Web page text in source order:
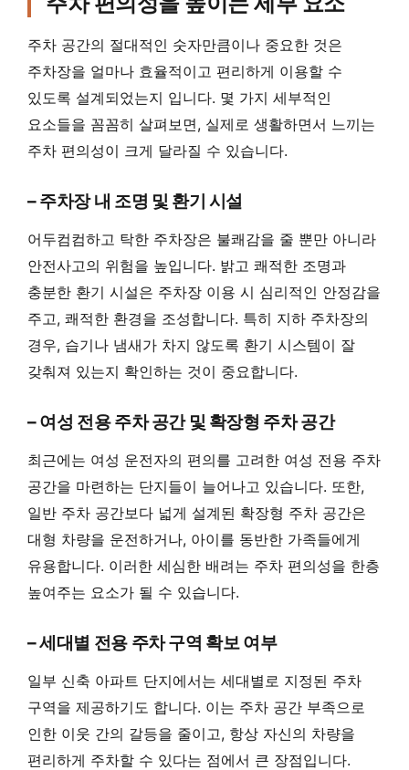
주차 공간의 절대적인 숫자만큼이나 중요한 것은
주차장을 얼마나 효율적이고 편리하게 이용할 수
있도록 설계되었는지 입니다. 몇 가지 세부적인
요소들을 꼼꼼히 살펴보면, 실제로 생활하면서 느끼는
주차 편의성이 크게 달라질 수 있습니다.
– 주차장 내 조명 및 환기 시설
어두컴컴하고 탁한 주차장은 불쾌감을 줄 뿐만 아니라
안전사고의 위험을 높입니다. 밝고 쾌적한 조명과
충분한 환기 시설은 주차장 이용 시 심리적인 안정감을
주고, 쾌적한 환경을 조성합니다. 특히 지하 주차장의
경우, 습기나 냄새가 차지 않도록 환기 시스템이 잘
갖춰져 있는지 확인하는 것이 중요합니다.
– 여성 전용 주차 공간 및 확장형 주차 공간
최근에는 여성 운전자의 편의를 고려한 여성 전용 주차
공간을 마련하는 단지들이 늘어나고 있습니다. 또한,
일반 주차 공간보다 넓게 설계된 확장형 주차 공간은
대형 차량을 운전하거나, 아이를 동반한 가족들에게
유용합니다. 이러한 세심한 배려는 주차 편의성을 한층
높여주는 요소가 될 수 있습니다.
– 세대별 전용 주차 구역 확보 여부
일부 신축 아파트 단지에서는 세대별로 지정된 주차
구역을 제공하기도 합니다. 이는 주차 공간 부족으로
인한 이웃 간의 갈등을 줄이고, 항상 자신의 차량을
편리하게 주차할 수 있다는 점에서 큰 장점입니다.